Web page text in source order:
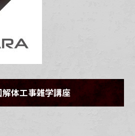
体工事雑学講座